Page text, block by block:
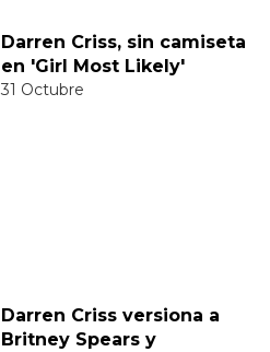
Darren Criss, sin camiseta
en 'Girl Most Likely'
31 Octubre
Darren Criss versiona a
Britney Spears y